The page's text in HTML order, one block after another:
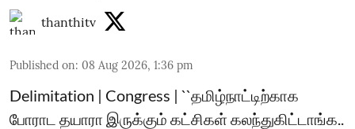
thanthitv
Published on: 08 Aug 2026, 1:36 pm
Delimitation | Congress | ``தமிழ்நாட்டிற்காக
போராட தயாரா இருக்கும் கட்சிகள் கலந்துகிட்டாங்க..